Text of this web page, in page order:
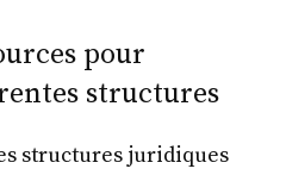
pour
structures
structures juridiques